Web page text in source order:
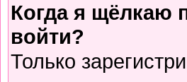
Когда я щёлкаю
войти?
Только